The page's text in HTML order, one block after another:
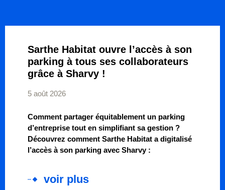
Sarthe Habitat ouvre l’accès à son
parking à tous ses collaborateurs
grâce à Sharvy !
5 août 2026
Comment partager équitablement un parking
d’entreprise tout en simplifiant sa gestion ?
Découvrez comment Sarthe Habitat a digitalisé
l’accès à son parking avec Sharvy :
voir plus